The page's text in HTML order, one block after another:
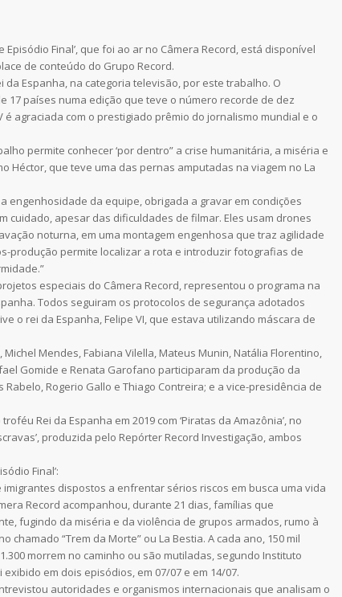
Episódio Final’, que foi ao ar no Câmera Record, está disponível
de conteúdo do Grupo Record.
da Espanha, na categoria televisão, por este trabalho. O
17 países numa edição que teve o número recorde de dez
é agraciada com o prestigiado prêmio do jornalismo mundial e o
permite conhecer ‘por dentro” a crise humanitária, a miséria e
Héctor, que teve uma das pernas amputadas na viagem no La
engenhosidade da equipe, obrigada a gravar em condições
cuidado, apesar das dificuldades de filmar. Eles usam drones
noturna, em uma montagem engenhosa que traz agilidade
produção permite localizar a rota e introduzir fotografias de
especiais do Câmera Record, representou o programa na
Todos seguiram os protocolos de segurança adotados
o rei da Espanha, Felipe VI, que estava utilizando máscara de
Mendes, Fabiana Vilella, Mateus Munin, Natália Florentino,
Gomide e Renata Garofano participaram da produção da
Rogerio Gallo e Thiago Contreira; e a vice-presidência de
Rei da Espanha em 2019 com ‘Piratas da Amazônia’, no
produzida pelo Repórter Record Investigação, ambos
Final’:
dispostos a enfrentar sérios riscos em busca uma vida
Record acompanhou, durante 21 dias, famílias que
fugindo da miséria e da violência de grupos armados, rumo à
chamado “Trem da Morte” ou La Bestia. A cada ano, 150 mil
morrem no caminho ou são mutiladas, segundo Instituto
em dois episódios, em 07/07 e em 14/07.
autoridades e organismos internacionais que analisam o